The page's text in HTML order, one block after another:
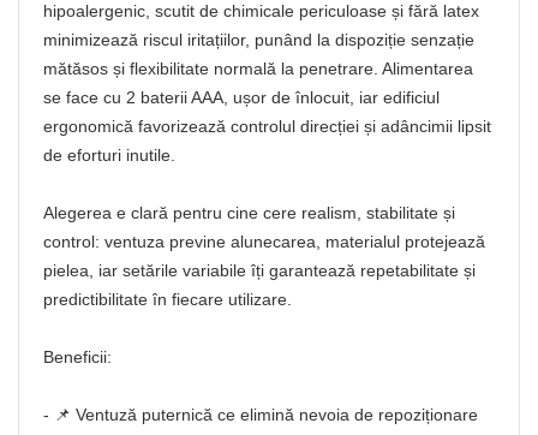
hipoalergenic, scutit de chimicale periculoase și fără latex
minimizează riscul iritațiilor, punând la dispoziție senzație
mătăsos și flexibilitate normală la penetrare. Alimentarea
se face cu 2 baterii AAA, ușor de înlocuit, iar edificiul
ergonomică favorizează controlul direcției și adâncimii lipsit
de eforturi inutile.
Alegerea e clară pentru cine cere realism, stabilitate și
control: ventuza previne alunecarea, materialul protejează
pielea, iar setările variabile îți garantează repetabilitate și
predictibilitate în fiecare utilizare.
Beneficii:
- 📌 Ventuză puternică ce elimină nevoia de repoziționare